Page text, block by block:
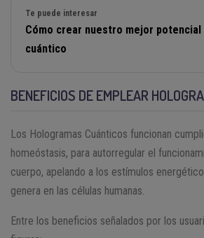
Te puede interesar
Cómo crear nuestro mejor potencial
cuántico
BENEFICIOS DE EMPLEAR
Los Hologramas Cuánticos funcionan
homeóstasis, para autorregular el
cuerpo, apelando a los estímulos
genera en las células humanas.
Entre los beneficios señalados por los